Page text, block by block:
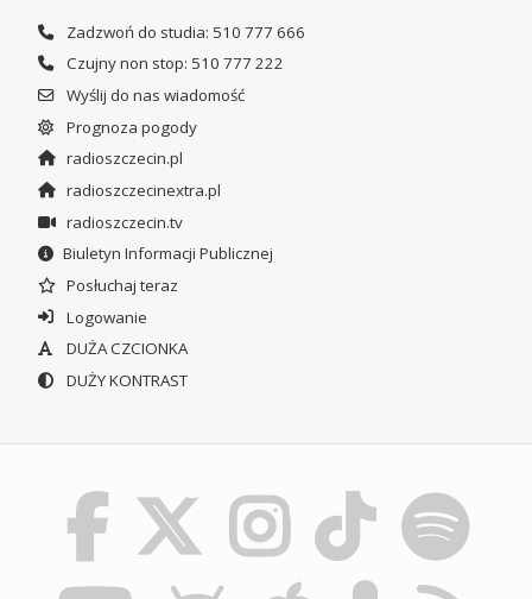
Zadzwoń do studia: 510 777 666
Czujny non stop: 510 777 222
Wyślij do nas wiadomość
Prognoza pogody
radioszczecin.pl
radioszczecinextra.pl
radioszczecin.tv
Biuletyn Informacji Publicznej
Posłuchaj teraz
Logowanie
DUŻA CZCIONKA
DUŻY KONTRAST